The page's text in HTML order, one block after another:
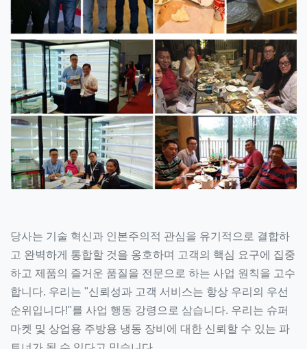
당사는 기술 혁신과 인본주의적 관심을 유기적으로 결합하
고 완벽하게 통합할 것을 옹호하며 고객의 핵심 요구에 집중
하고 제품의 즐거운 품질을 전문으로 하는 사업 원칙을 고수
합니다. 우리는 "신뢰성과 고객 서비스는 항상 우리의 우선
순위입니다!"를 사업 행동 강령으로 삼습니다. 우리는 슈퍼
마켓 및 상업용 주방용 냉동 장비에 대한 신뢰할 수 있는 파